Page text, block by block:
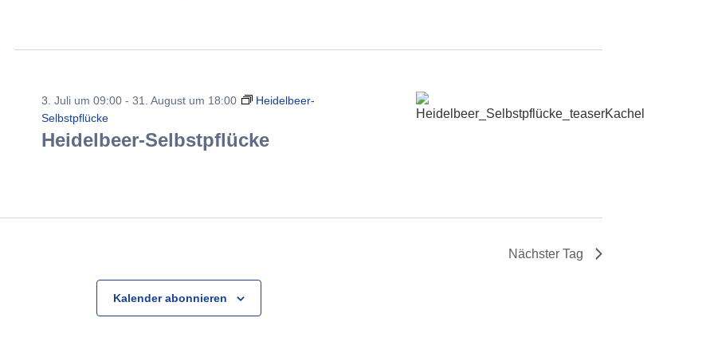
Heidelbeer-Selbstpflücke
3. Juli um 09:00- 31. August um 18:00
Heidelbeer-
Selbstpflücke
Nächster Tag
Kalender abonnieren